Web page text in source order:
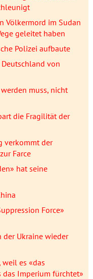
Völkermord im Sudan
geleitet haben
Polizei aufbaute
von
muss, nicht
die Fragilität der
verkommt der
Farce
hat seine
Force»
der Ukraine wieder
weil es «das
das Imperium fürchtet»